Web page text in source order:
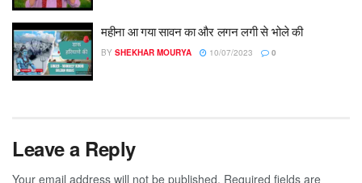
महीना आ गया सावन का और लगन लगी से भोले की
BY SHEKHAR MOURYA 10/07/2023 0
Leave a Reply
Your email address will not be published. Required fields are